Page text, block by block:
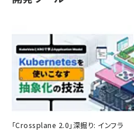
「Crossplane 2.0」深掘り: インフラ